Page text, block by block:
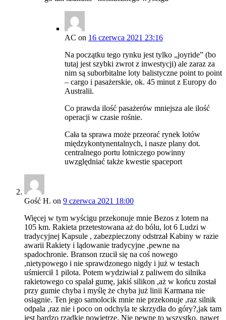
AC on 16 czerwca 2021 23:16
Na początku tego rynku jest tylko „joyride” (bo
tutaj jest szybki zwrot z inwestycji) ale zaraz za
nim są suborbitalne loty balistyczne point to point
– cargo i pasażerskie, ok. 45 minut z Europy do
Australii.
Co prawda ilość pasażerów mniejsza ale ilość
operacji w czasie rośnie.
Cała ta sprawa może przeorać rynek lotów
międzykontynentalnych, i nasze plany dot.
centralnego portu lotniczego powinny
uwzględniać także kwestie spaceport
Gość H. on 9 czerwca 2021 18:00
Więcej w tym wyścigu przekonuje mnie Bezos z lotem na
105 km. Rakieta przetestowana aż do bólu, lot 6 Ludzi w
tradycyjnej Kapsule , zabezpieczony odstrzał Kabiny w razie
awarii Rakiety i lądowanie tradycyjne ,pewne na
spadochronie. Branson rzucił się na coś nowego
,nietypowego i nie sprawdzonego nigdy i już w testach
uśmiercił 1 pilota. Potem wydziwiał z paliwem do silnika
rakietowego co spalał gumę, jakiś silikon ,aż w końcu został
przy gumie chyba i myślę że chyba już linii Karmana nie
osiągnie. Ten jego samolocik mnie nie przekonuje ,raz silnik
odpala ,raz nie i poco on odchyla te skrzydła do góry?,jak tam
jest bardzo rzadkie powietrze. Nie pewne to wszystko, nawet